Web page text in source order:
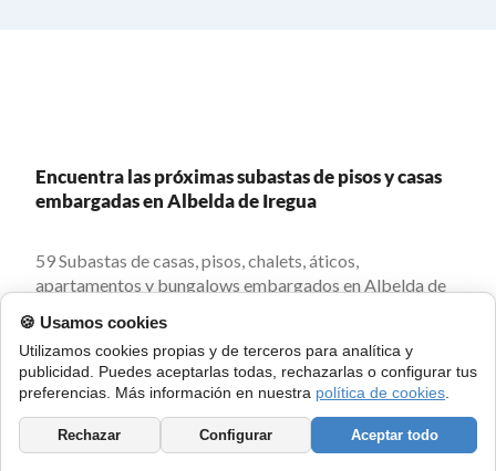
Encuentra las próximas subastas de pisos y casas
embargadas en Albelda de Iregua
59 Subastas de casas, pisos, chalets, áticos,
apartamentos y bungalows embargados en Albelda de
las últimas subastas cada día en tu email.
Subastas de casas y pisos cerca de Albelda de
Iregua
🍪 Usamos cookies
Utilizamos cookies propias y de terceros para analítica y
publicidad. Puedes aceptarlas todas, rechazarlas o configurar tus
preferencias. Más información en nuestra política de cookies
Rechazar Configurar Aceptar todo